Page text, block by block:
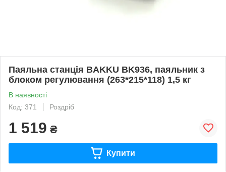
Паяльна станція BAKKU BK936, паяльник з
блоком регулювання (263*215*118) 1,5 кг
В наявності
Код: 371
Роздріб
1 519 ₴
Купити